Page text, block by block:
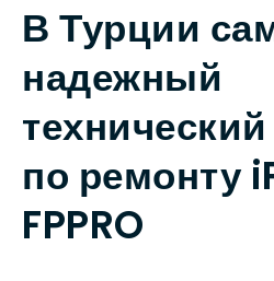
В Турции
надежный
по ремонту
FPPRO